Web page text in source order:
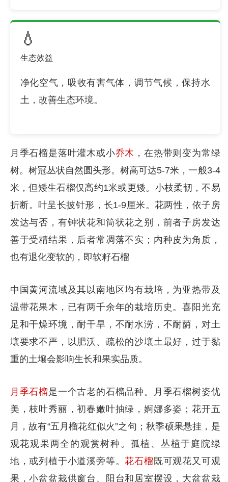
💧
生态效益
净化空气，吸收有害气体，调节气候，保持水
土，改善生态环境。
月季石榴是落叶灌木或小乔木 ，在热带则变为常绿
树。树冠丛状自然圆头形。树高可达5-7米，一般3-4
米，但矮生石榴仅高约1米或更矮。小枝柔韧，不易
折断。叶呈长披针形，长1-9厘米。花两性，依子房
发达与否，有钟状花和筒状花之别，前者子房发达
善于受精结果，后者常凋落不实；内种皮为角质，
也有退化变软的，即软籽石榴
中国黄河流域及其以南地区均有栽培，为亚热带及
温带花果木，已有两千余年的栽培历史。喜阳光充
足和干燥环境，耐干旱，不耐水涝，不耐荫，对土
壤要求不严，以肥沃、疏松的沙壤土最好，过于黏
重的土壤会影响生长和果实品质。
月季石榴是一个古老的石榴品种。月季石榴树姿优
美，枝叶秀丽，初春嫩叶抽绿，婀娜多姿；花开五
月，故有“五月榴花红似火”之句；秋季硕果悬挂，是
观花观果两全的观赏树种。孤植、丛植于庭院绿
地，或列植于小道溪旁等。花石榴 既可观花又可观
果，小盆盆栽供窗台、阳台和居室摆设，大盆盆栽